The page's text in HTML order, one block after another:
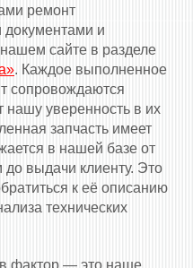
ремонт
и
сайте в разделе
. Каждое выполненное
сопровождаются
нашу уверенность в их
запчасть имеет
в нашей базе от
выдачи клиенту. Это
к её описанию
технических
фактор — это наше